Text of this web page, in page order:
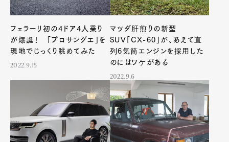
Art&DesignWatch
Fashion
GourmetCars
Product Culture Lifestyle
フェラーリ初の4ドア4人乗り
が爆誕！ 「プロサングエ」を
現地でじっくり眺めてみた
2022.9.15
マツダ肝煎りの新型
SUV「CX-60」が、あえて直
列6気筒エンジンを採用した
のにはワケがある
2022.9.6